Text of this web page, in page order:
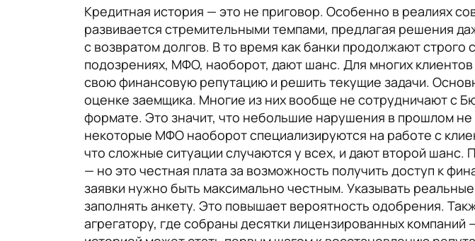
Кредитная история — это не приговор. Особенно в реалиях
развивается стремительными темпами, предлагая решения
с возвратом долгов. В то время как банки продолжают
подозрениях, МФО, наоборот, дают шанс. Для многих
свою финансовую репутацию и решить текущие задачи.
оценке заемщика. Многие из них вообще не сотрудничают с
формате. Это значит, что небольшие нарушения в прошлом не
некоторые МФО наоборот специализируются на работе с
что сложные ситуации случаются у всех, и дают второй
— но это честная плата за возможность получить доступ к
заявки нужно быть максимально честным. Указывать
заполнять анкету. Это повышает вероятность одобрения.
агрегатору, где собраны десятки лицензированных